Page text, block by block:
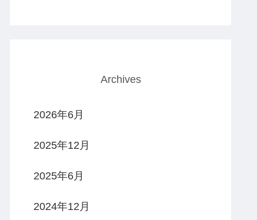
Archives
2026年6月
2025年12月
2025年6月
2024年12月